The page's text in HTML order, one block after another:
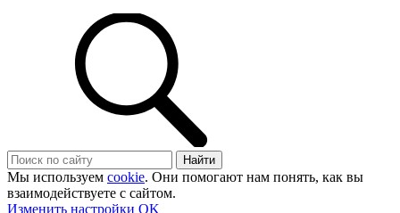
Найти
Мы используем cookie. Они помогают нам понять, как вы
взаимодействуете с сайтом.
Изменить настройки OK